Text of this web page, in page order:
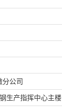
分公司
生产指挥中心主楼